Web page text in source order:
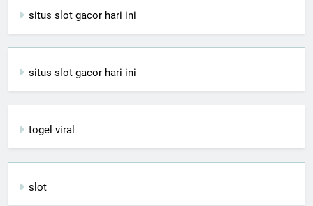
situs slot gacor hari ini
situs slot gacor hari ini
togel viral
slot